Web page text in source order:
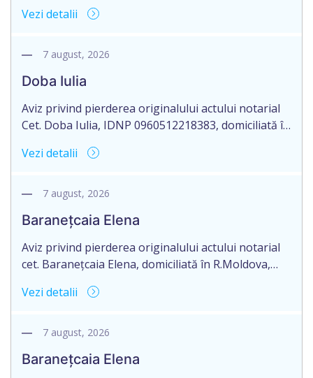
domiciliat în Republica Moldova, raionul Orhei,
originalului: Certificatului de moștenitor legal nr.
Tatiana, cu sediul biroului în mun. Orhei, RM.
Vezi detalii
7 august, 2026
Doba Iulia
Aviz privind pierderea originalului actului notarial
Cet. Doba Iulia, IDNP 0960512218383, domiciliată în
aduce la cunoștință pierderea originalului actului
nr.10516 din 01.08.2018 şi nr. 10494 din 01.08.2018,
mun.Orhei, str.V.Mahu nr.143/1 pe numele Doba
Iulia.
Vezi detalii
7 august, 2026
Baranețcaia Elena
Aviz privind pierderea originalului actului notarial
cet. Baranețcaia Elena, domiciliată în R.Moldova,
pierderea originalului actului notarial: contract de
autentificat de notarul Nimerenco Silvia.
Vezi detalii
7 august, 2026
Baranețcaia Elena